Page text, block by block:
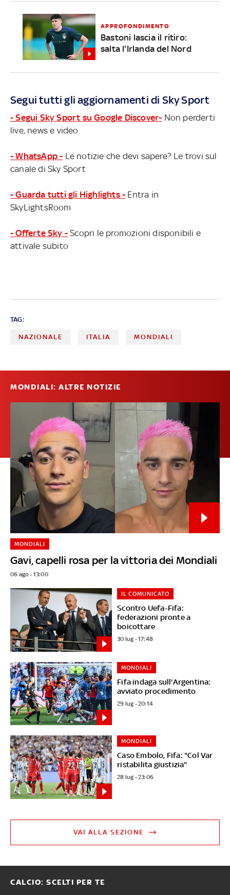
APPROFONDIMENTO
Bastoni lascia il ritiro:
salta l'Irlanda del Nord
Segui tutti gli aggiornamenti di Sky Sport
- Segui Sky Sport su Google Discover- Non perderti
live, news e video
- WhatsApp - Le notizie che devi sapere? Le trovi sul
canale di Sky Sport
- Guarda tutti gli Highlights - Entra in
SkyLightsRoom
- Offerte Sky - Scopri le promozioni disponibili e
attivale subito
TAG:
NAZIONALE ITALIA MONDIALI
MONDIALI: ALTRE NOTIZIE
Gavi, capelli rosa per la vittoria dei Mondiali
MONDIALI
06 ago - 13:00
Scontro Uefa-Fifa:
federazioni pronte a
boicottare
IL COMUNICATO
30 lug - 17:48
Fifa indaga sull'Argentina:
avviato procedimento
MONDIALI
29 lug - 20:14
Caso Embolo, Fifa: "Col Var
ristabilita giustizia"
MONDIALI
28 lug - 23:06
VAI ALLA SEZIONE
CALCIO: SCELTI PER TE